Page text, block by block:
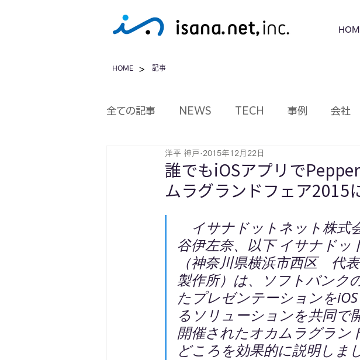
全ての記事 NEWS TECH 事例 会社
誰でもiOSアプリで
ムラグランドフェア2015
洋平 神戸 2015年12月22日
イサナドットネット株式
谷伊左奈、以下 イサナドッ
（神奈川県横浜市西区　代
製作所）は、ソフトバンク
たプレゼンテーションを
るソリューションを共同で
開催されたオカムラグラン
どころを効果的に説明しま
HOME > 記事